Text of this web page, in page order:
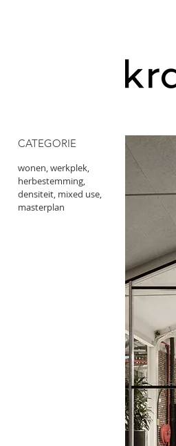
CATEGORIE
wonen, werkplek,
herbestemming,
densiteit, mixed use,
masterplan